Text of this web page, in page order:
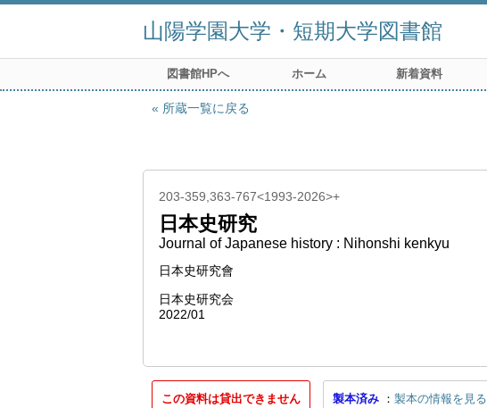
山陽学園大学・短期大学図書館
図書館HPへ ホーム 新着資料
所蔵一覧に戻る
203-359,363-767<1993-2026>+
日本史研究
Journal of Japanese history : Nihonshi kenkyu
日本史研究會
日本史研究会
2022/01
この資料は貸出できません 製本済み 製本の情報を見る